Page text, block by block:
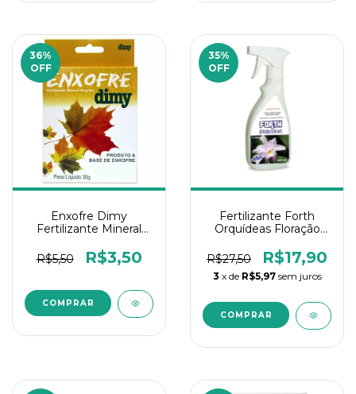
36%
OFF
Enxofre Dimy
Fertilizante Mineral
R$5,50
R$3,50
35%
OFF
Fertilizante Forth
Orquídeas Floração
R$27,50
R$17,90
3 x de R$5,97 sem juros